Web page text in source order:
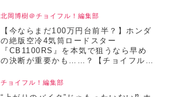
北岡博樹＠チョイフル！編集部
【今ならまだ100万円台前半？】ホンダ
の絶版空冷4気筒ロードスター
『CB1100RS』を本気で狙うなら早め
の決断が重要かも……？【チョイフル！
2025年2月版】
チョイフル！編集部